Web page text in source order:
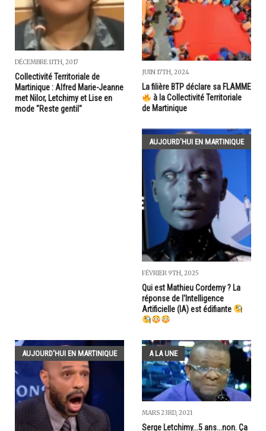
DÉCEMBRE 11TH, 2017
Collectivité Territoriale de
Martinique : Alfred Marie-Jeanne
met Nilor, Letchimy et Lise en
mode "Reste gentil"
JUIN 17TH, 2024
La filière BTP déclare sa FLAMME
à la Collectivité Territoriale
de Martinique
AUJOURD'HUI EN MARTINIQUE
FÉVRIER 9TH, 2025
Qui est Mathieu Cordemy ? La
réponse de l'Intelligence
Artificielle (IA) est édifiante
AUJOURD'HUI EN MARTINIQUE A LA UNE
MARS 23RD, 2021
Serge Letchimy...5 ans...non. Ça